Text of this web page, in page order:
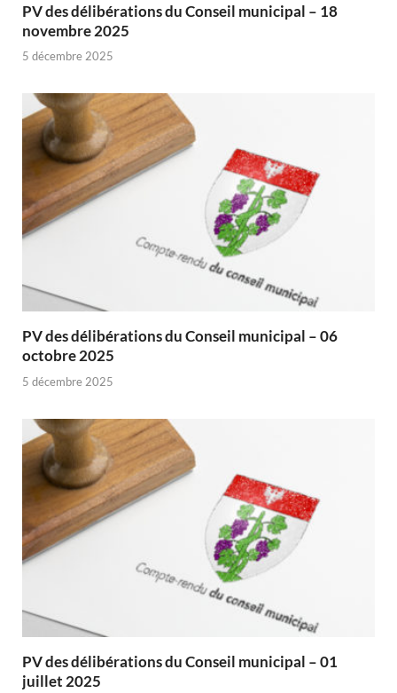
PV des délibérations du Conseil municipal – 18
novembre 2025
5 décembre 2025
PV des délibérations du Conseil municipal – 06
octobre 2025
5 décembre 2025
PV des délibérations du Conseil municipal – 01
juillet 2025